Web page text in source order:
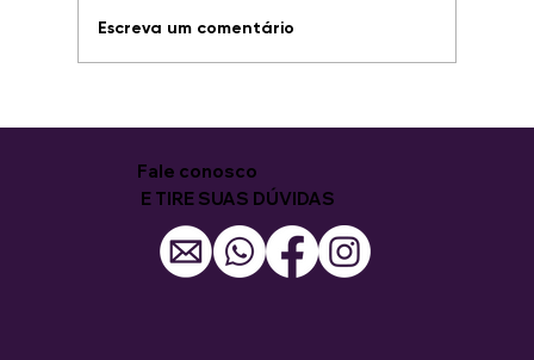
oportunidades
Escreva um comentário
Fale conosco
E TIRE SUAS DÚVIDAS